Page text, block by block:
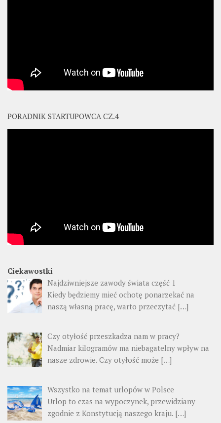
PORADNIK STARTUPOWCA CZ.4
Ciekawostki
Najdziwniejsze zawody świata część 1
Kiedy będziemy mieć ochotę ponarzekać na
naszą własną pracę, warto przeczytać […]
Czy otyłość przeszkadza nam w pracy?
Nadmiar kilogramów ma niebagatelny wpływ na
nasze zdrowie. Czy otyłość może […]
Wszystko na temat urlopów w Polsce
Urlop to czas na wypoczynek, przewidziany
zgodnie z Konstytucją naszego kraju. […]